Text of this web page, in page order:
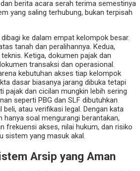
berita acara serah terima semestinya
yang saling terhubung, bukan terpisah
ke dalam empat kelompok besar.
tanah dan peralihannya. Kedua,
Ketiga, dokumen pajak dan
transaksi dan operasional.
kebutuhan akses tiap kelompok
dasar biasanya jarang dibuka tetapi
pajak dan cicilan mungkin lebih sering
seperti PBG dan SLF dibutuhkan
beli, atau verifikasi legal. Dengan kata
hanya soal mengurangi berantakan,
frekuensi akses, nilai hukum, dan risiko
sistem yang masuk akal.
Arsip yang Aman